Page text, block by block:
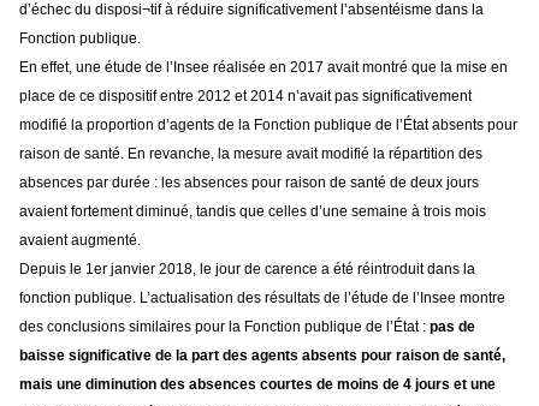
d’échec du disposi¬tif à réduire significativement l’absentéisme dans la
Fonction publique.
En effet, une étude de l’Insee réalisée en 2017 avait montré que la mise en
place de ce dispositif entre 2012 et 2014 n’avait pas significativement
modifié la proportion d’agents de la Fonction publique de l’État absents pour
raison de santé. En revanche, la mesure avait modifié la répartition des
absences par durée : les absences pour raison de santé de deux jours
avaient fortement diminué, tandis que celles d’une semaine à trois mois
avaient augmenté.
Depuis le 1er janvier 2018, le jour de carence a été réintroduit dans la
fonction publique. L’actualisation des résultats de l’étude de l’Insee montre
des conclusions similaires pour la Fonction publique de l’État : pas de
baisse significative de la part des agents absents pour raison de santé,
mais une diminution des absences courtes de moins de 4 jours et une